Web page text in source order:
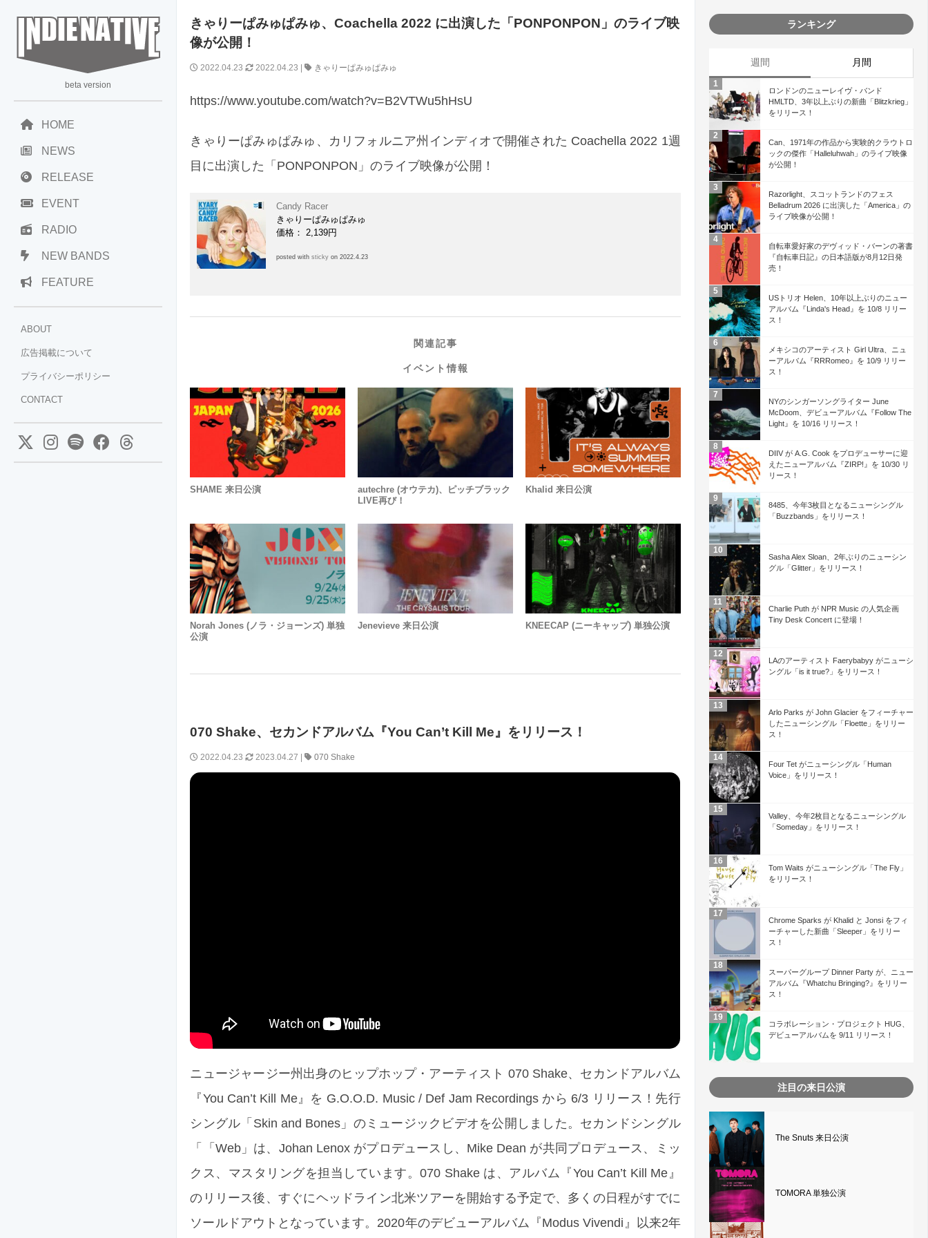
beta version
HOME
NEWS
RELEASE
EVENT
RADIO
NEW BANDS
FEATURE
ABOUT
広告掲載について
プライバシーポリシー
CONTACT
きゃりーぱみゅぱみゅ、Coachella 2022 に出演した「PONPONPON」のライブ映
像が公開！
2022.04.23 2022.04.23 | きゃりーぱみゅぱみゅ
https://www.youtube.com/watch?v=B2VTWu5hHsU
きゃりーぱみゅぱみゅ、カリフォルニア州インディオで開催された Coachella 2022 1週
目に出演した「PONPONPON」のライブ映像が公開！
Candy Racer
きゃりーぱみゅぱみゅ
価格： 2,139円
posted withsticky on 2022.4.23
関連記事
イベント情報
SHAME 来日公演
autechre (オウテカ)、ピッチブラック
LIVE再び！
Khalid 来日公演
Norah Jones (ノラ・ジョーンズ) 単独
公演
Jenevieve 来日公演 KNEECAP (ニーキャップ) 単独公演
070 Shake、セカンドアルバム『You Can’t Kill Me』をリリース！
2022.04.23 2023.04.27 | 070 Shake
ニュージャージー州出身のヒップホップ・アーティスト 070 Shake、セカンドアルバム
『You Can’t Kill Me』を G.O.O.D. Music / Def Jam Recordings から 6/3 リリース！先行
シングル「Skin and Bones」のミュージックビデオを公開しました。セカンドシングル
「「Web」は、Johan Lenox がプロデュースし、Mike Dean が共同プロデュース、ミッ
クス、マスタリングを担当しています。070 Shake は、アルバム『You Can’t Kill Me』
のリリース後、すぐにヘッドライン北米ツアーを開始する予定で、多くの日程がすでに
ソールドアウトとなっています。2020年のデビューアルバム『Modus Vivendi』以来2年
ランキング
週間 月間
ロンドンのニューレイヴ・バンド
HMLTD、3年以上ぶりの新曲「Blitzkrieg」
をリリース！
Can、1971年の作品から実験的クラウトロ
ックの傑作「Halleluhwah」のライブ映像
が公開！
Razorlight、スコットランドのフェス
Belladrum 2026 に出演した「America」の
ライブ映像が公開！
自転車愛好家のデヴィッド・バーンの著書
『自転車日記』の日本語版が8月12日発
売！
USトリオ Helen、10年以上ぶりのニュー
アルバム『Linda's Head』を 10/8 リリー
ス！
メキシコのアーティスト Girl Ultra、ニュ
ーアルバム『RRRomeo』を 10/9 リリー
ス！
NYのシンガーソングライター June
McDoom、デビューアルバム『Follow The
Light』を 10/16 リリース！
DIIV が A.G. Cook をプロデューサーに迎
えたニューアルバム『ZIRP!』を 10/30 リ
リース！
8485、今年3枚目となるニューシングル
「Buzzbands」をリリース！
Sasha Alex Sloan、2年ぶりのニューシン
グル「Glitter」をリリース！
Charlie Puth が NPR Music の人気企画
Tiny Desk Concert に登場！
LAのアーティスト Faerybabyy がニューシ
ングル「is it true?」をリリース！
Arlo Parks が John Glacier をフィーチャー
したニューシングル「Floette」をリリー
ス！
Four Tet がニューシングル「Human
Voice」をリリース！
Valley、今年2枚目となるニューシングル
「Someday」をリリース！
Tom Waits がニューシングル「The Fly」
をリリース！
Chrome Sparks が Khalid と Jonsi をフィ
ーチャーした新曲「Sleeper」をリリー
ス！
スーパーグループ Dinner Party が、ニュー
アルバム『Whatchu Bringing?』をリリー
ス！
コラボレーション・プロジェクト HUG、
デビューアルバムを 9/11 リリース！
注目の来日公演
The Snuts 来日公演
TOMORA 単独公演